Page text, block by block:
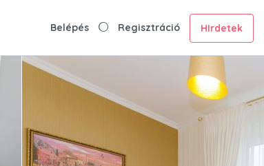
Belépés Regisztráció HIrdetek